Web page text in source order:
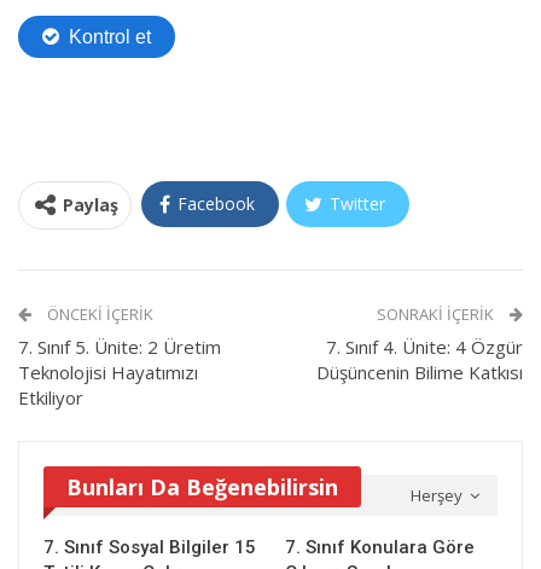
Paylaş Facebook Twitter
ÖNCEKI İÇERIK
7. Sınıf 5. Ünite: 2 Üretim
Teknolojisi Hayatımızı
Etkiliyor
SONRAKI İÇERIK
7. Sınıf 4. Ünite: 4 Özgür
Düşüncenin Bilime Katkısı
Herşey
Bunları Da Beğenebilirsin
7. Sınıf Sosyal Bilgiler 15
7. Sınıf Konulara Göre